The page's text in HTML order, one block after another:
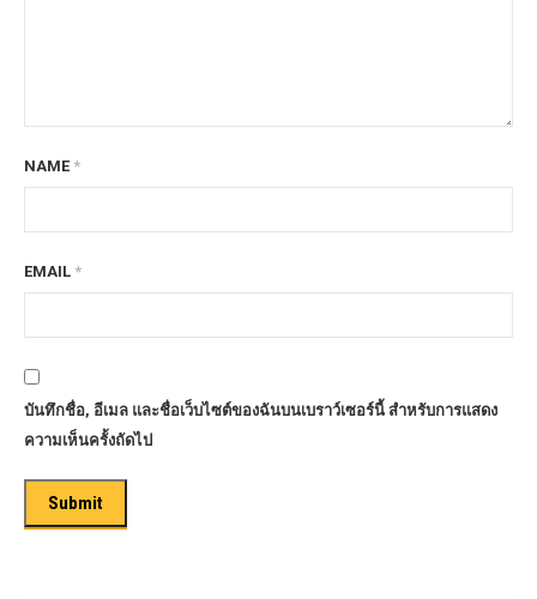
NAME *
EMAIL *
บันทึกชื่อ, อีเมล และชื่อเว็บไซต์ของฉันบนเบราว์เซอร์นี้ สำหรับการแสดง
ความเห็นครั้งถัดไป